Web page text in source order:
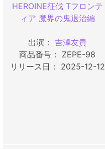
HEROINE征伐 Tフロンテ
ィア 魔界の鬼退治編
出演： 吉澤友貴
商品番号： ZEPE-98
リリース日： 2025-12-12